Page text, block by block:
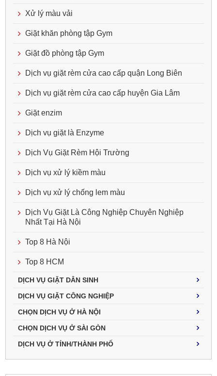
Xử lý màu vải
Giặt khăn phòng tập Gym
Giặt đồ phòng tập Gym
Dịch vụ giặt rèm cửa cao cấp quận Long Biên
Dịch vụ giặt rèm cửa cao cấp huyện Gia Lâm
Giặt enzim
Dịch vụ giặt là Enzyme
Dịch Vụ Giặt Rèm Hội Trường
Dịch vụ xử lý kiềm màu
Dịch vụ xử lý chống lem màu
Dịch Vụ Giặt Là Công Nghiệp Chuyên Nghiệp
Nhất Tại Hà Nội
Top 8 Hà Nội
Top 8 HCM
DỊCH VỤ GIẶT DÂN SINH
DỊCH VỤ GIẶT CÔNG NGHIỆP
CHỌN DỊCH VỤ Ở HÀ NỘI
CHỌN DỊCH VỤ Ở SÀI GÒN
DỊCH VỤ Ở TỈNH/THÀNH PHỐ